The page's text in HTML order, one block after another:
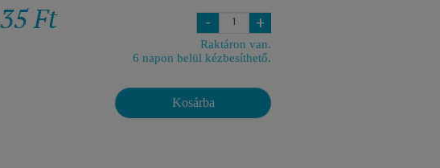
Ft - +
Raktáron van.
6 napon belül kézbesíthető.
Kosárba